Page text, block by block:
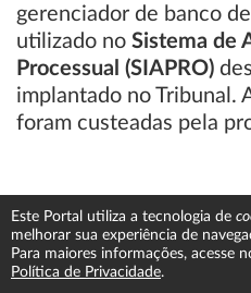
gerenciador de banco
utilizado no Sistema de
Processual (SIAPRO)
implantado no Tribunal.
foram custeadas pela
Este Portal utiliza a tecnologia de
melhorar sua experiência de
Para maiores informações, acesse
Política de Privacidade.